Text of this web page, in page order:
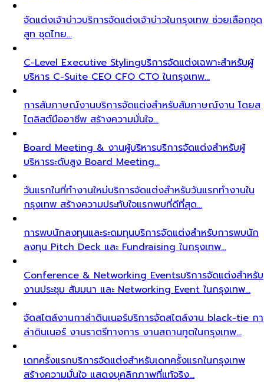
จัดแต่งเจ้าบ่าวบริการจัดแต่งเจ้าบ่าวในกรุงเทพ ช่วยเลือกชุด
สูท ชุดไทย…
C-Level Executive Stylingบริการจัดแต่งเฉพาะสำหรับผู้
บริหาร C-Suite CEO CFO CTO ในกรุงเทพ…
การสัมภาษณ์งานบริการจัดแต่งสำหรับสัมภาษณ์งาน โดยส
ไตลิสต์มืออาชีพ สร้างความมั่นใจ…
Board Meeting & งานผู้บริหารบริการจัดแต่งสำหรับผู้
บริหารระดับสูง Board Meeting…
วันแรกในที่ทำงานใหม่บริการจัดแต่งสำหรับวันแรกทำงานใน
กรุงเทพ สร้างความประทับใจแรกพบที่ดีที่สุด…
การพบนักลงทุนและระดมทุนบริการจัดแต่งสำหรับการพบนัก
ลงทุน Pitch Deck และ Fundraising ในกรุงเทพ…
Conference & Networking Eventsบริการจัดแต่งสำหรับ
งานประชุม สัมมนา และ Networking Event ในกรุงเทพ…
จัดสไตล์งานกาล่าดินเนอร์บริการจัดสไตล์งาน black-tie กา
ล่าดินเนอร์ งานราตรีทางการ งานสถานทูตในกรุงเทพ…
เดทครั้งแรกบริการจัดแต่งสำหรับเดทครั้งแรกในกรุงเทพ
สร้างความมั่นใจ แสดงบุคลิกภาพที่แท้จริง…